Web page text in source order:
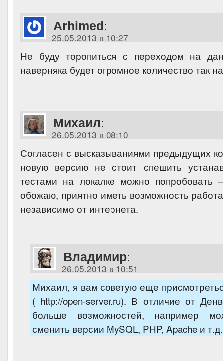
Arhimed:
25.05.2013 в 10:27
Не буду торопиться с переходом на
наверняка будет огромное количество так
Михаил:
26.05.2013 в 08:10
Согласен с высказываниями предыдущих
новую версию не стоит спешить
тестами на локалке можно попробовать
обожаю, приятно иметь возможность
независимо от интернета.
Владимир:
26.05.2013 в 10:51
Михаил, я вам советую еще
(_http://open-server.ru). В отличие от
больше возможностей, например
сменить версии MySQL, PHP, Apache и т.д.